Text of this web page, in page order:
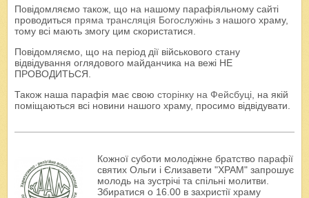
Повідомляємо також, що на нашому парафіяльному сайті
проводиться пряма трансляція Богослужінь з нашого храму,
тому всі мають змогу цим скористатися.
Повідомляємо, що на період дії військового стану
відвідування оглядового майданчика на вежі НЕ
ПРОВОДИТЬСЯ.
Також наша парафія має свою сторінку на Фейсбуці , на якій
поміщаються всі новини нашого храму, просимо відвідувати.
Кожної суботи молодіжне братство парафії
святих Ольги і Єлизавети "ХРАМ" запрошує
молодь на зустрічі та спільні молитви.
Збиратися о 16.00 в захристії храму